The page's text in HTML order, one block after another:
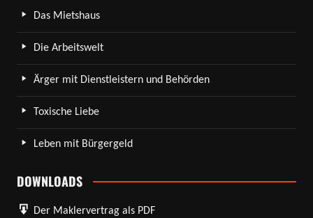
Das Mietshaus
Die Arbeitswelt
Ärger mit Dienstleistern und Behörden
Toxische Liebe
Leben mit Bürgergeld
DOWNLOADS
Der Maklervertrag als PDF